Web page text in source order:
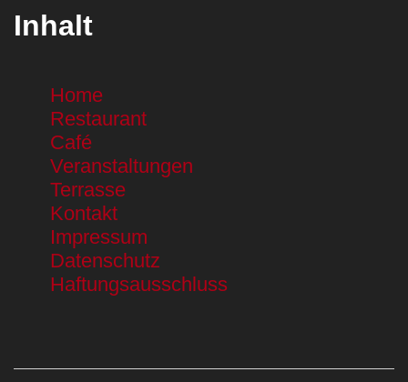
Inhalt
Home
Restaurant
Café
Veranstaltungen
Terrasse
Kontakt
Impressum
Datenschutz
Haftungsausschluss